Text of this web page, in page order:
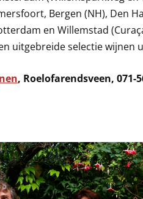
Bergen (NH), Den
en Willemstad
uitgebreide selectie wijnen
, Roelofarendsveen, 071-